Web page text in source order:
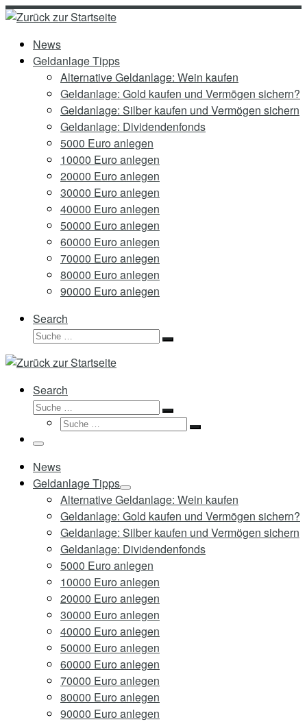
Zum
springenNews
Geldanlage Tipps
Alternative Geldanlage: Wein kaufen
Geldanlage: Gold kaufen und Vermögen sichern?
Geldanlage: Silber kaufen und Vermögen sichern
Geldanlage: Dividendenfonds
5000 Euro anlegen
10000 Euro anlegen
20000 Euro anlegen
30000 Euro anlegen
40000 Euro anlegen
50000 Euro anlegen
60000 Euro anlegen
70000 Euro anlegen
80000 Euro anlegen
90000 Euro anlegen
Search
Suche
Suche
Search
Suche
Suche
Suche
Suche
Menü
News
Geldanlage Tipps
Alternative Geldanlage: Wein kaufen
Geldanlage: Gold kaufen und Vermögen sichern?
Geldanlage: Silber kaufen und Vermögen sichern
Geldanlage: Dividendenfonds
5000 Euro anlegen
10000 Euro anlegen
20000 Euro anlegen
30000 Euro anlegen
40000 Euro anlegen
50000 Euro anlegen
60000 Euro anlegen
70000 Euro anlegen
80000 Euro anlegen
90000 Euro anlegen